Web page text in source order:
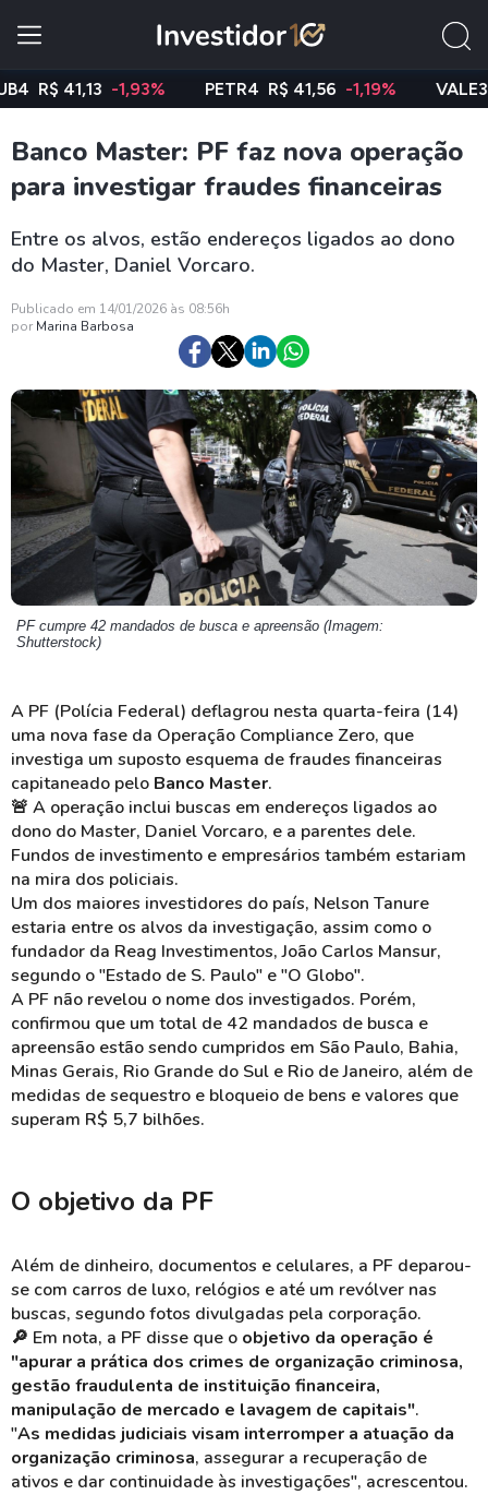
41,13 -1,93% PETR4 R$ 41,56 -1,19% VALE3 R$
Banco Master: PF faz nova operação
para investigar fraudes financeiras
Entre os alvos, estão endereços ligados ao dono
do Master, Daniel Vorcaro.
Publicado em 14/01/2026 às 08:56h
por Marina Barbosa
PF cumpre 42 mandados de busca e apreensão (Imagem:
Shutterstock)
A PF (Polícia Federal) deflagrou nesta quarta-feira (14)
uma nova fase da Operação Compliance Zero, que
investiga um suposto esquema de fraudes financeiras
capitaneado pelo Banco Master.
🚨 A operação inclui buscas em endereços ligados ao
dono do Master, DanielVorcaro, e a parentes dele.
Fundos de investimento e empresários também estariam
na mira dos policiais.
Um dos maiores investidores do país, Nelson Tanure
estaria entre os alvos da investigação, assim como o
fundador da Reag Investimentos, João Carlos Mansur,
segundo o "Estado de S. Paulo" e "O Globo".
A PF não revelou o nome dos investigados. Porém,
confirmou que um total de 42 mandados de busca e
apreensão estão sendo cumpridos em São Paulo, Bahia,
Minas Gerais, Rio Grande do Sul e Rio de Janeiro, além de
medidas de sequestro e bloqueio de bens e valores que
superam R$ 5,7 bilhões.
O objetivo da PF
Além de dinheiro, documentos e celulares, a PF deparou-
se com carros de luxo, relógios e até um revólver nas
buscas, segundo fotos divulgadas pela corporação.
🔎 Em nota, a PF disse que o objetivo da operação é
"apurar a prática dos crimes de organização criminosa,
gestão fraudulenta de instituição financeira,
manipulação de mercado e lavagem de capitais".
"As medidas judiciais visam interromper a atuação da
organização criminosa, assegurar a recuperação de
ativos e dar continuidade às investigações", acrescentou.